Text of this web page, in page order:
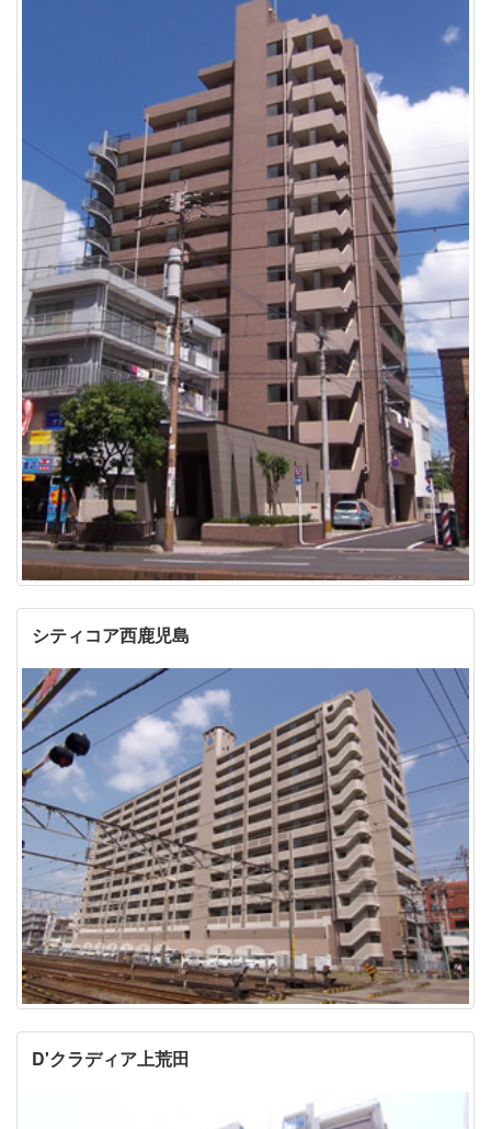
シティコア西鹿児島
D'クラディア上荒田